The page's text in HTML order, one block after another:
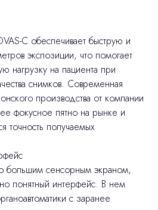
C обеспечивает быструю и
экспозиции, что помогает
нагрузку на пациента при
снимков. Современная
производства от компании
фокусное пятно на рынке и
точность получаемых
большим сенсорным экраном,
понятный интерфейс. В нем
с заранее